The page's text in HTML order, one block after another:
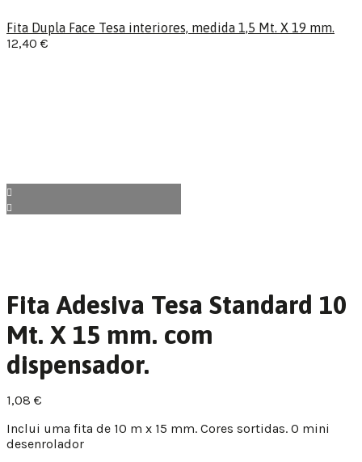
Fita Dupla Face Tesa interiores, medida 1,5 Mt. X 19 mm.
12,40 €
Fita Adesiva Tesa Standard 10
Mt. X 15 mm. com
dispensador.
1,08 €
Inclui uma fita de 10 m x 15 mm. Cores sortidas. O mini
desenrolador